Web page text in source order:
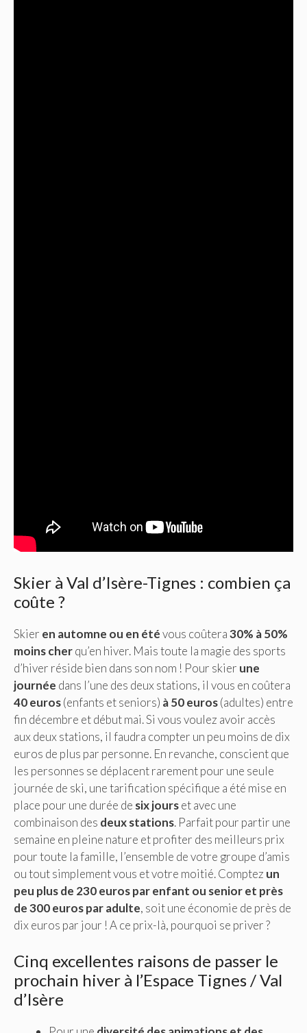
Skier à Val d’Isère-Tignes : combien ça
coûte ?
Skier en automne ou en étévous coûtera30% à 50%
moins cherqu’en hiver. Mais toute la magie des sports
d’hiver réside bien dans son nom ! Pour skier une
journée dans l’une des deux stations, il vous en coûtera
40 euros(enfants et seniors) à 50 euros(adultes) entre
fin décembre et début mai. Si vous voulez avoir accès
aux deux stations, il faudra compter un peu moins de dix
euros de plus par personne. En revanche, conscient que
les personnes se déplacent rarement pour une seule
journée de ski, une tarification spécifique a été mise en
place pour une durée de six jourset avec une
combinaison des deux stations. Parfait pour partir une
semaine en pleine nature et profiter des meilleurs prix
pour toute la famille, l’ensemble de votre groupe d’amis
ou tout simplement vous et votre moitié. Comptez un
peu plus de 230 euros par enfant ou senior et près
de 300 euros par adulte, soit une économie de près de
dix euros par jour ! A ce prix-là, pourquoi se priver ?
Cinq excellentes raisons de passer le
prochain hiver à l’Espace Tignes / Val
d’Isère